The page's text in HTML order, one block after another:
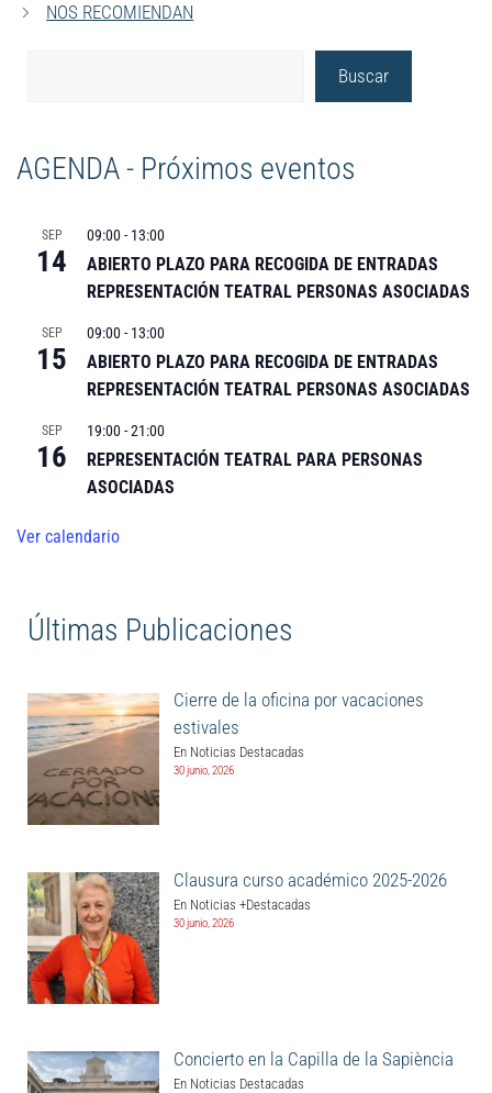
NOS RECOMIENDAN
Buscar
AGENDA - Próximos eventos
SEP
14
09:00-13:00
ABIERTO PLAZO PARA RECOGIDA DE ENTRADAS
REPRESENTACIÓN TEATRAL PERSONAS ASOCIADAS
SEP
15
09:00-13:00
ABIERTO PLAZO PARA RECOGIDA DE ENTRADAS
REPRESENTACIÓN TEATRAL PERSONAS ASOCIADAS
SEP
16
19:00-21:00
REPRESENTACIÓN TEATRAL PARA PERSONAS
ASOCIADAS
Ver calendario
Últimas Publicaciones
Cierre de la oficina por vacaciones
estivales
En Noticias Destacadas
30 junio, 2026
Clausura curso académico 2025-2026
En Noticias +Destacadas
30 junio, 2026
Concierto en la Capilla de la Sapiència
En Noticias Destacadas